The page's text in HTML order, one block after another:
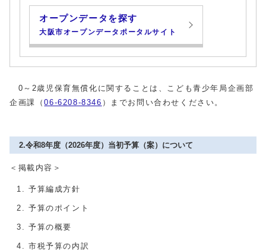
オープンデータを探す
大阪市オープンデータポータルサイト
0～2歳児保育無償化に関することは、こども青少年局企画部
企画課（06-6208-8346 ）までお問い合わせください。
2.令和8年度（2026年度）当初予算（案）について
＜掲載内容＞
予算編成方針
予算のポイント
予算の概要
市税予算の内訳